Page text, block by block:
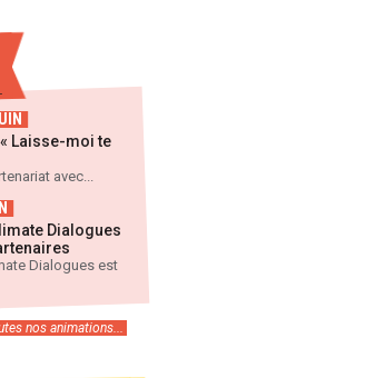
Laisse-moi te
avec...
Dialogues
Dialogues est
nos animations...